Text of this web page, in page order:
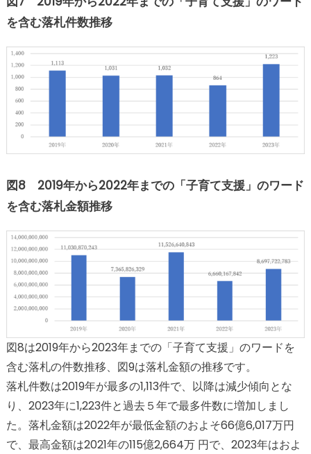
を含む落札件数推移
図8 2019年から2022年までの「子育て支援」のワード
を含む落札金額推移
図8は2019年から2023年までの「子育て支援」のワードを
含む落札の件数推移、図9は落札金額の推移です。
落札件数は2019年が最多の1,113件で、以降は減少傾向とな
り、2023年に1,223件と過去５年で最多件数に増加しまし
た。落札金額は2022年が最低金額のおよそ66億6,017万円
で、最高金額は2021年の115億2,664万 円で、2023年はおよ